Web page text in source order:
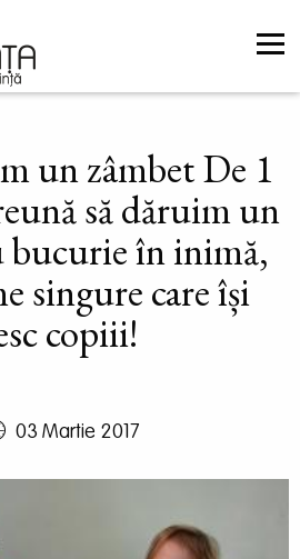
un zâmbet De 1
să dăruim un
bucurie în inimă,
singure care își
copiii!
03 Martie 2017